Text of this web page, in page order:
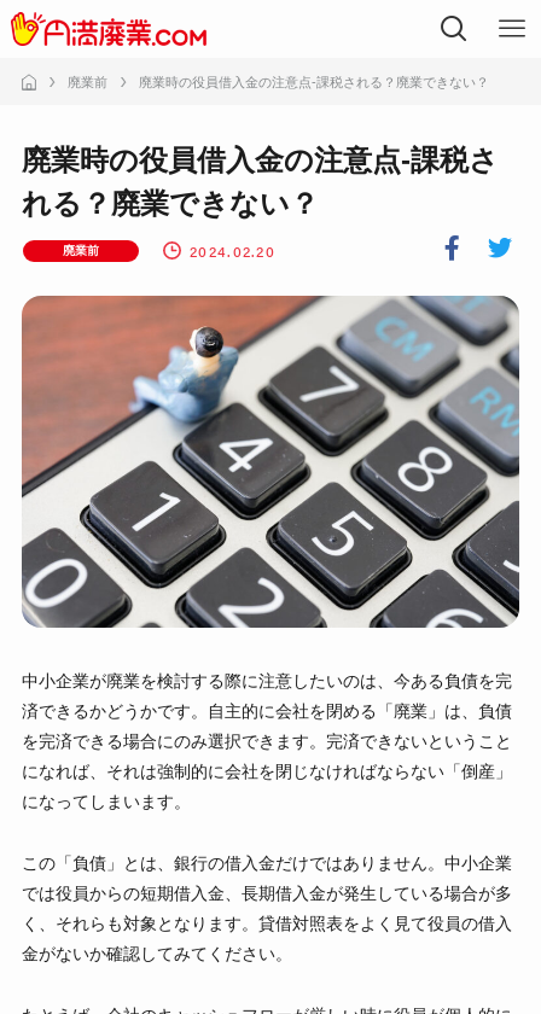
廃業前 廃業時の役員借入金の注意点-課税される？廃業できない？
廃業時の役員借入金の注意点-課税さ
れる？廃業できない？
廃業前 2024.02.20
中小企業が廃業を検討する際に注意したいのは、今ある負債を完
済できるかどうかです。自主的に会社を閉める「廃業」は、負債
を完済できる場合にのみ選択できます。完済できないということ
になれば、それは強制的に会社を閉じなければならない「倒産」
になってしまいます。
この「負債」とは、銀行の借入金だけではありません。中小企業
では役員からの短期借入金、長期借入金が発生している場合が多
く、それらも対象となります。貸借対照表をよく見て役員の借入
金がないか確認してみてください。